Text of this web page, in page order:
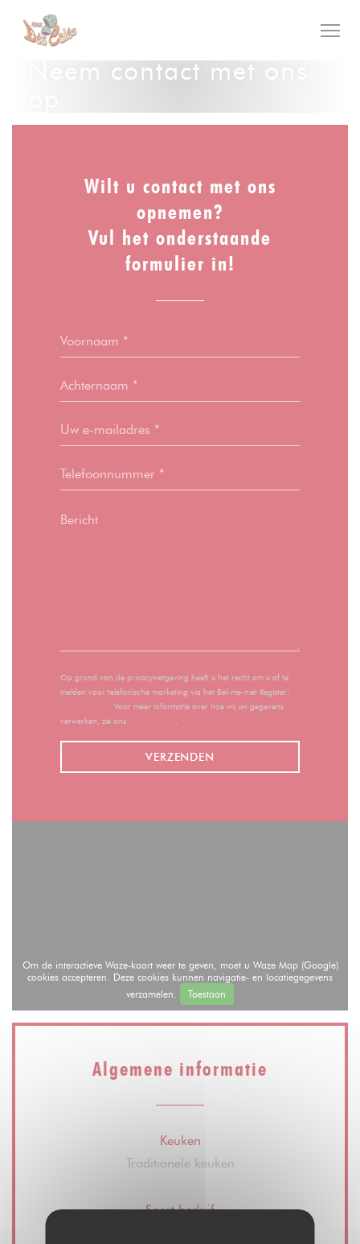
Cookies beheer paneel
Neem contact met ons
Wilt u contact met ons
opnemen?
Vul het onderstaande
formulier in!
Op grond van de privacywetgeving heeft u het recht om u af te
melden voor telefonische marketing via het Bel-me-niet Register:
. Voor meer informatie over hoe wij uw gegevens
verwerken, zie ons
.
Om de interactieve Waze-kaart weer te geven, moet u Waze Map (Google)
cookies accepteren. Deze cookies kunnen navigatie- en locatiegegevens
verzamelen.
Toestaan
Algemene informatie
Keuken
Traditionele keuken
Soort bedrijf